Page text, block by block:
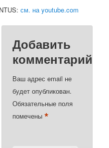
см. на youtube.com
Добавить
комментарий
Ваш адрес email не
будет опубликован.
Обязательные поля
помечены*